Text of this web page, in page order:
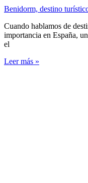
Benidorm, destino
Cuando hablamos de
importancia en España,
el
Leer más »